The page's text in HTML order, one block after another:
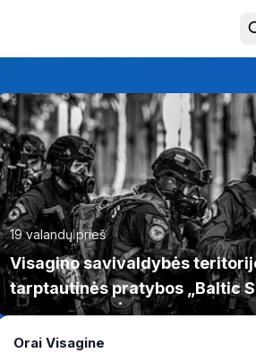
19 valandų prieš
Visagino savivaldybės
tarptautinės pratybos „Baltic
Orai Visagine